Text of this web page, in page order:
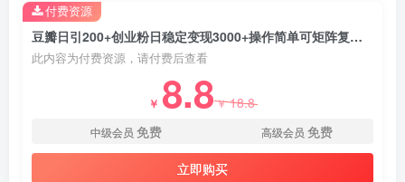
豆瓣日引200+创业粉日稳定变现3000+操作简单可矩阵复制！
此内容为付费资源，请付费后查看
￥ 8.8￥18.8
中级会员 免费 高级会员 免费
立即购买
付费资源